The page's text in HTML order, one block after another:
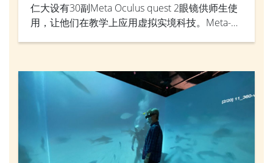
仁大设有30副Meta Oculus quest 2眼镜供师生使
用，让他们在教学上应用虚拟实境科技。Meta-